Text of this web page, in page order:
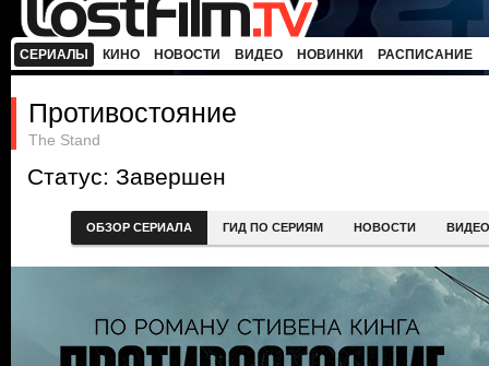
СЕРИАЛЫ КИНО НОВОСТИ ВИДЕО НОВИНКИ РАСПИСАНИЕ
Противостояние
The Stand
Статус: Завершен
ОБЗОР СЕРИАЛА ГИД ПО СЕРИЯМ НОВОСТИ ВИДЕО